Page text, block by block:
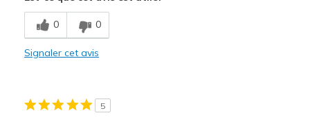
Comfortable
Stylish
Going Out
0 0
Signaler cet avis
5